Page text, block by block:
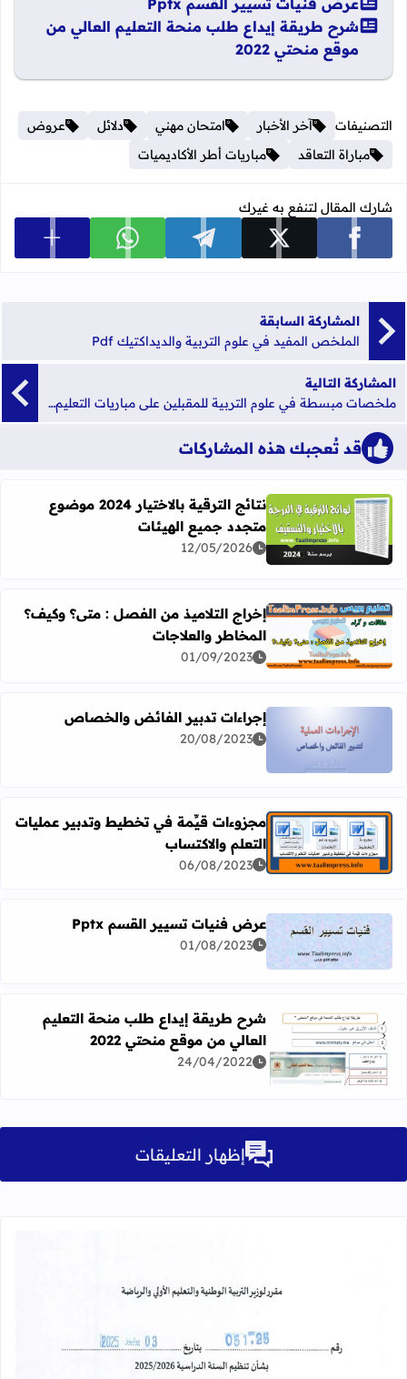
عرض فنيات تسيير القسم Pptx
شرح طريقة إيداع طلب منحة التعليم العالي من
موقع منحتي 2022
التصنيفات آخر الأخبار امتحان مهني دلائل
عروض
مباراة التعاقد
مباريات أطر الأكاديميات
شارك المقال لتنفع به غيرك
شارك على facebook شارك على x شارك على telegram شارك على whatsapp عرض
المشاركة السابقة
الملخص المفيد في علوم التربية والديداكتيك Pdf
المشاركة التالية
ملخصات مبسطة في علوم التربية للمقبلين على مباريات التعليم Pdf
قد تُعجبك هذه المشاركات
اقرأ المزيد عن نتائج الترقية بالاختيار 2024 موضوع متجدد جميع الهيئات
نتائج الترقية بالاختيار 2024 موضوع
متجدد جميع الهيئات
12/05/2026
اقرأ المزيد عن إخراج التلاميذ من الفصل : متى؟ وكيف؟
إخراج التلاميذ من الفصل : متى؟ وكيف؟
المخاطر والعلاجات
01/09/2023
اقرأ المزيد عن إجراءات تدبير الفائض والخصاص
إجراءات تدبير الفائض والخصاص
20/08/2023
اقرأ المزيد عن مجزوءات قيِّمة في تخطيط وتدبير عمليات
مجزوءات قيِّمة في تخطيط وتدبير عمليات
التعلم والاكتساب
06/08/2023
اقرأ المزيد عن عرض فنيات تسيير القسم Pptx
عرض فنيات تسيير القسم Pptx
01/08/2023
اقرأ المزيد عن شرح طريقة إيداع طلب منحة التعليم العالي من
شرح طريقة إيداع طلب منحة التعليم
العالي من موقع منحتي 2022
24/04/2022
إظهار التعليقات
قراءة المزيد عن مقرر تنظيم السنة الدراسية